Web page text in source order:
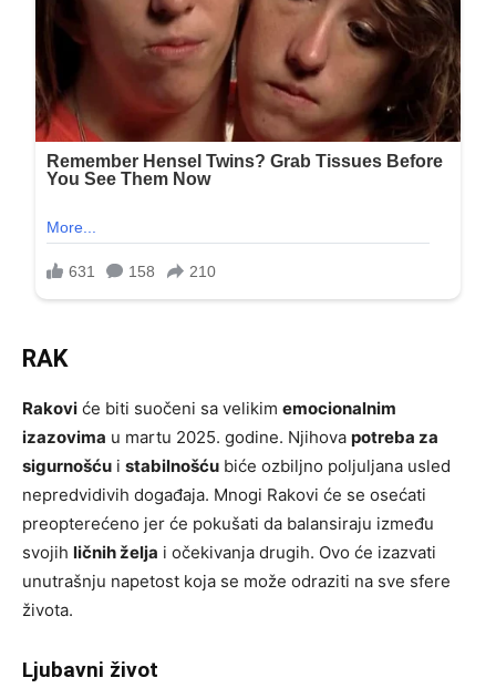
RAK
Rakovi će biti suočeni sa velikim emocionalnim
izazovima u martu 2025. godine. Njihova potreba za
sigurnošću i stabilnošću biće ozbiljno poljuljana usled
nepredvidivih događaja. Mnogi Rakovi će se osećati
preopterećeno jer će pokušati da balansiraju između
svojih ličnih želja i očekivanja drugih. Ovo će izazvati
unutrašnju napetost koja se može odraziti na sve sfere
života.
Ljubavni život